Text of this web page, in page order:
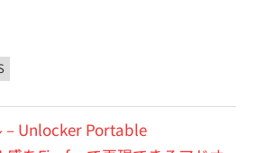
– Unlocker Portable